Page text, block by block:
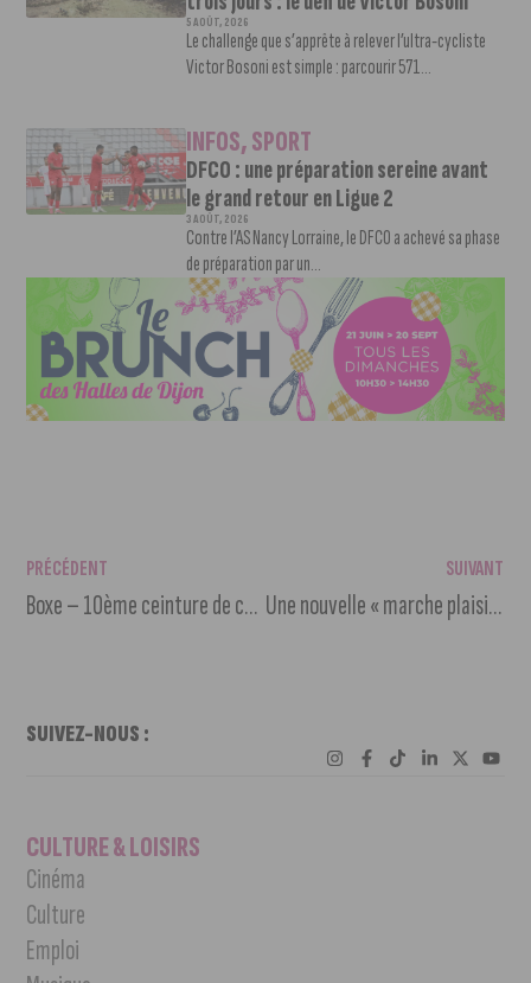
5 AOÛT, 2026
Le challenge que s’apprête à relever l’ultra-cycliste
Victor Bosoni est simple : parcourir 571...
INFOS,SPORT
DFCO : une préparation sereine avant
le grand retour en Ligue 2
3 AOÛT, 2026
Contre l’AS Nancy Lorraine, le DFCO a achevé sa phase
de préparation par un...
PRÉCÉDENT
Boxe – 10ème ceinture de champion pour Bilel Latreche
SUIVANT
Une nouvelle « marche plaisir » pour découvrir les bords de l’Ouche
SUIVEZ-NOUS :
CULTURE & LOISIRS
Cinéma
Culture
Emploi